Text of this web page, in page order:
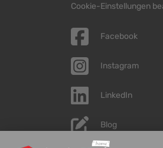
Cookie-Einstellungen
Facebook
Instagram
LinkedIn
Blog